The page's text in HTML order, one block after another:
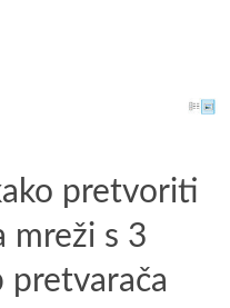
pretvoriti
mreži s 3
pretvarača